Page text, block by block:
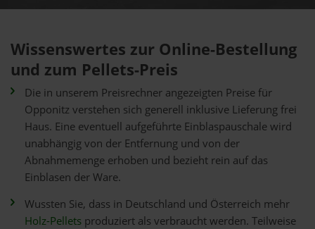
Wissenswertes zur Online-Bestellung
und zum Pellets-Preis
Die in unserem Preisrechner angezeigten Preise für
Opponitz verstehen sich generell inklusive Lieferung frei
Haus. Eine eventuell aufgeführte Einblaspauschale wird
unabhängig von der Entfernung und von der
Abnahmemenge erhoben und bezieht rein auf das
Einblasen der Ware.
Wussten Sie, dass in Deutschland und Österreich mehr
Holz-Pellets produziert als verbraucht werden. Teilweise